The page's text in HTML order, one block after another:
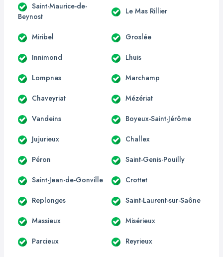
Saint-Maurice-de-
Beynost
Le Mas Rillier
Miribel Groslée
Innimond Lhuis
Lompnas Marchamp
Chaveyriat Mézériat
Vandeins Boyeux-Saint-Jérôme
Jujurieux Challex
Péron Saint-Genis-Pouilly
Saint-Jean-de-Gonville Crottet
Replonges Saint-Laurent-sur-Saône
Massieux Misérieux
Parcieux Reyrieux